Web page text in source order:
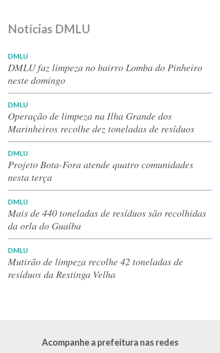
Notícias DMLU
DMLU
DMLU faz limpeza no bairro Lomba do Pinheiro
neste domingo
DMLU
Operação de limpeza na Ilha Grande dos
Marinheiros recolhe dez toneladas de resíduos
DMLU
Projeto Bota-Fora atende quatro comunidades
nesta terça
DMLU
Mais de 440 toneladas de resíduos são recolhidas
da orla do Guaíba
DMLU
Mutirão de limpeza recolhe 42 toneladas de
resíduos da Restinga Velha
Acompanhe a prefeitura nas redes